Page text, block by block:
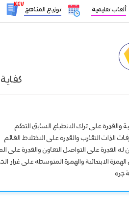
ألعاب تعليمية توزيع المناهج
١٤٤٧
والقدرة على ترك الانطباع السابق التحكم
الذات التقارب والقدرة على الاختلاط القائم
على التواصل التعاون والقدرة على
الابتدائية والهمزة المتوسطة على غرار
جره